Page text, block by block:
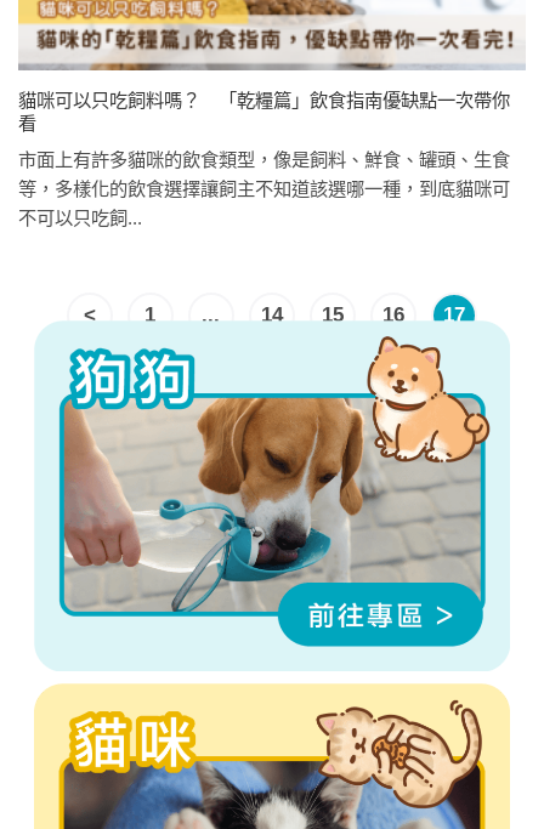
貓咪可以只吃飼料嗎？ 「乾糧篇」飲食指南優缺點一次帶你
看
市面上有許多貓咪的飲食類型，像是飼料、鮮食、罐頭、生食
等，多樣化的飲食選擇讓飼主不知道該選哪一種，到底貓咪可
不可以只吃飼...
< 1 ... 14 15 16 17